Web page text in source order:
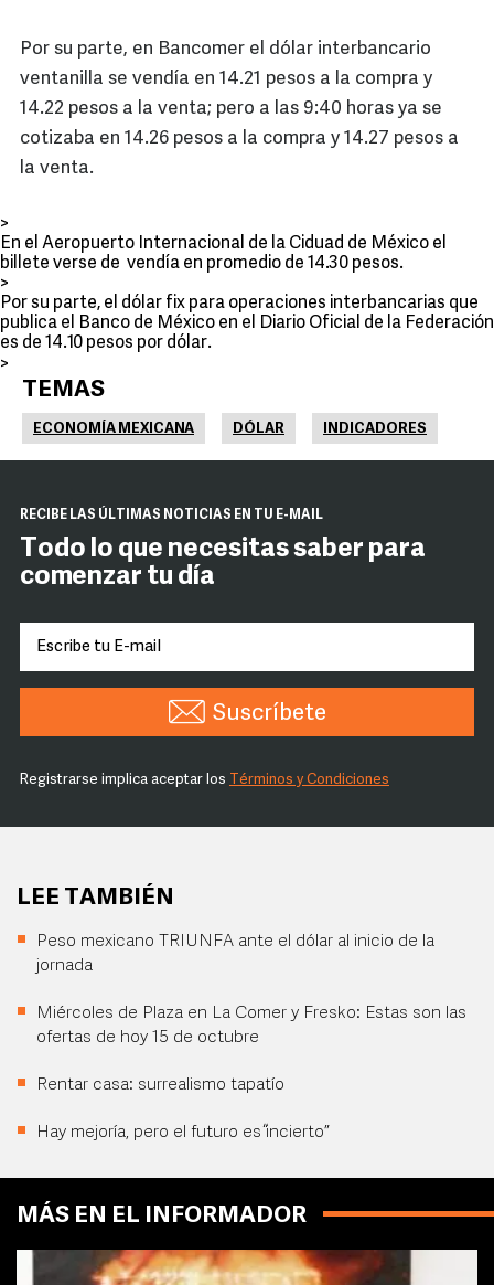
Por su parte, en Bancomer el dólar interbancario
ventanilla se vendía en 14.21 pesos a la compra y
14.22 pesos a la venta; pero a las 9:40 horas ya se
cotizaba en 14.26 pesos a la compra y 14.27 pesos a
la venta.
>
En el Aeropuerto Internacional de la Ciduad de México el
billete verse de vendía en promedio de 14.30 pesos.
>
Por su parte, el dólar fix para operaciones interbancarias que
publica el Banco de México en el Diario Oficial de la Federación
es de 14.10 pesos por dólar.
>
TEMAS
ECONOMÍA MEXICANA DÓLAR INDICADORES
RECIBE LAS ÚLTIMAS NOTICIAS EN TU E-MAIL
Todo lo que necesitas saber para
comenzar tu día
Suscríbete
Registrarse implica aceptar los Términos y Condiciones
LEE TAMBIÉN
Peso mexicano TRIUNFA ante el dólar al inicio de la
jornada
Miércoles de Plaza en La Comer y Fresko: Estas son las
ofertas de hoy 15 de octubre
Rentar casa: surrealismo tapatío
Hay mejoría, pero el futuro es “incierto”
MÁS EN EL INFORMADOR